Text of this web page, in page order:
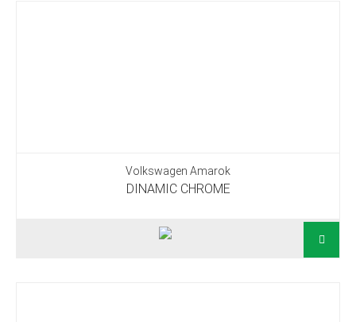
Volkswagen Amarok
DINAMIC CHROME